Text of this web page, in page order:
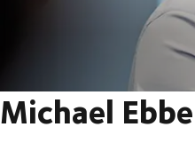
Michael Ebbe